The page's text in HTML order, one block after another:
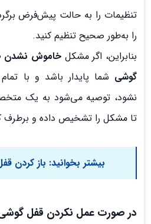
تنظیمات را به حالت پیش‌فرض
را به‌طور صحیح تنظیم کنید.
بنابراین، اگر مشکل خاموش نشدن
گوشی شما پایدار باشد و با
نشود، توصیه می‌شود به یک
تا مشکل را تشخیص داده و برطرف
بیشتر بخوانید: باز کردن
در صورت عمل نکردن قفل گوشی